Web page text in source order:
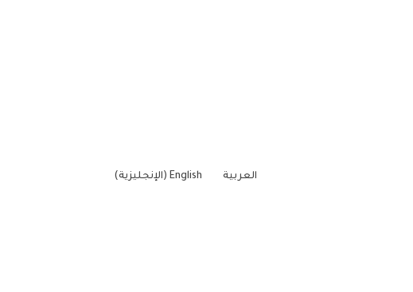
العربية English
(الإنجليزية )